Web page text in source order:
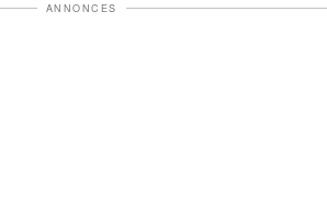
ANNONCES